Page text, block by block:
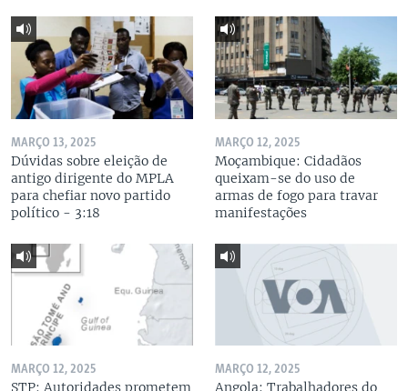
MARÇO 13, 2025
Dúvidas sobre eleição de
antigo dirigente do MPLA
para chefiar novo partido
político - 3:18
MARÇO 12, 2025
Moçambique: Cidadãos
queixam-se do uso de
armas de fogo para travar
manifestações
MARÇO 12, 2025
STP: Autoridades prometem
MARÇO 12, 2025
Angola: Trabalhadores do